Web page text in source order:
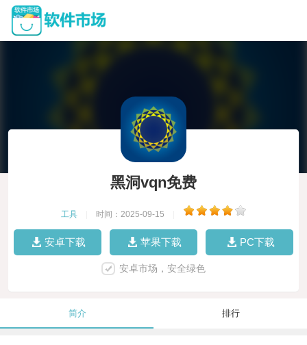
黑洞vqn免费
工具 时间：2025-09-15
安卓下载 苹果下载 PC下载
安卓市场，安全绿色
简介 排行